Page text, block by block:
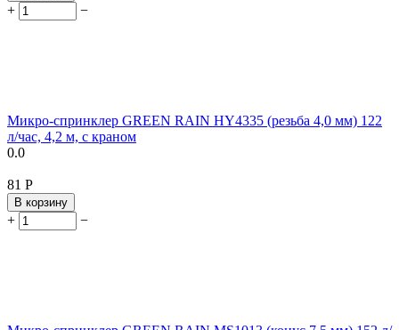
+ −
Микро-спринклер GREEN RAIN HY4335 (резьба 4,0 мм) 122
л/час, 4,2 м, с краном
0.0
‍81‍ Р
В корзину
+ −